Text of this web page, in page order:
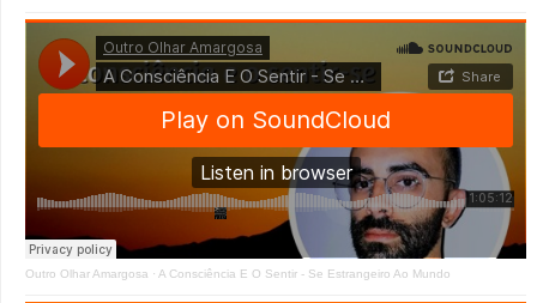
Outro Olhar Amargosa · A Consciência E O Sentir - Se Estrangeiro Ao Mundo